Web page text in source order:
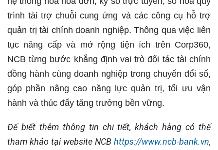
trình tài trợ chuỗi cung ứng và các công cụ hỗ trợ
quản trị tài chính doanh nghiệp. Thông qua việc liên
tục nâng cấp và mở rộng tiện ích trên Corp360,
NCB từng bước khẳng định vai trò đối tác tài chính
đồng hành cùng doanh nghiệp trong chuyển đổi số,
góp phần nâng cao năng lực quản trị, tối ưu vận
hành và thúc đẩy tăng trưởng bền vững.
Để biết thêm thông tin chi tiết, khách hàng có thể
tham khảo tại website NCB https://www.ncb-bank.vn,